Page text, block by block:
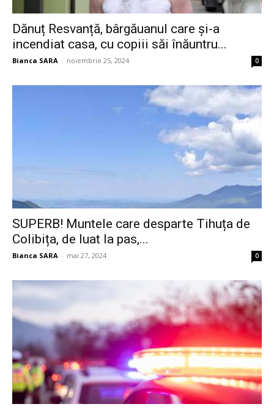
Dănuț Resvanță, bârgăuanul care și-a
incendiat casa, cu copiii săi înăuntru...
Bianca SARA - noiembrie 25, 2024 0
SUPERB! Muntele care desparte Tihuța de
Colibița, de luat la pas,...
Bianca SARA - mai 27, 2024 0